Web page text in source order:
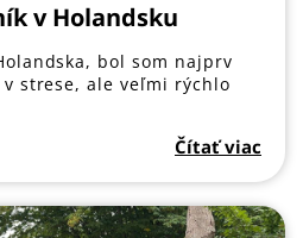
v Holandsku
bol som najprv
strese, ale veľmi rýchlo
Čítať viac